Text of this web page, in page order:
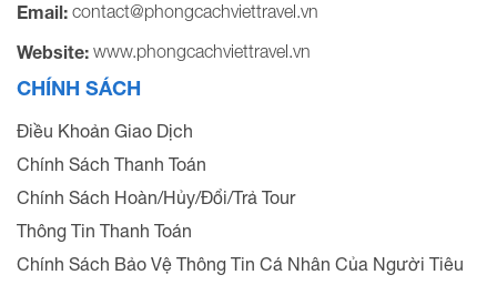
Email: contact@phongcachviettravel.vn
Website: www.phongcachviettravel.vn
CHÍNH SÁCH
Điều Khoản Giao Dịch
Chính Sách Thanh Toán
Chính Sách Hoàn/Hủy/Đổi/Trả Tour
Thông Tin Thanh Toán
Chính Sách Bảo Vệ Thông Tin Cá Nhân Của Người Tiêu